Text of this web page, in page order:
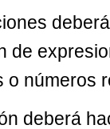
de
o números
deberá